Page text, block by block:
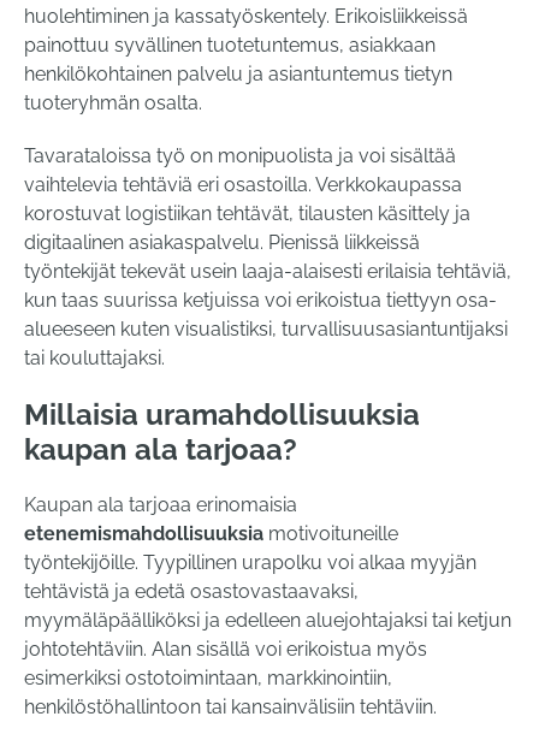
huolehtiminen ja kassatyöskentely. Erikoisliikkeissä
painottuu syvällinen tuotetuntemus, asiakkaan
henkilökohtainen palvelu ja asiantuntemus tietyn
tuoteryhmän osalta.
Tavarataloissa työ on monipuolista ja voi sisältää
vaihtelevia tehtäviä eri osastoilla. Verkkokaupassa
korostuvat logistiikan tehtävät, tilausten käsittely ja
digitaalinen asiakaspalvelu. Pienissä liikkeissä
työntekijät tekevät usein laaja-alaisesti erilaisia tehtäviä,
kun taas suurissa ketjuissa voi erikoistua tiettyyn osa-
alueeseen kuten visualistiksi, turvallisuusasiantuntijaksi
tai kouluttajaksi.
Millaisia uramahdollisuuksia
kaupan ala tarjoaa?
Kaupan ala tarjoaa erinomaisia
etenemismahdollisuuksia motivoituneille
työntekijöille. Tyypillinen urapolku voi alkaa myyjän
tehtävistä ja edetä osastovastaavaksi,
myymäläpäälliköksi ja edelleen aluejohtajaksi tai ketjun
johtotehtäviin. Alan sisällä voi erikoistua myös
esimerkiksi ostotoimintaan, markkinointiin,
henkilöstöhallintoon tai kansainvälisiin tehtäviin.